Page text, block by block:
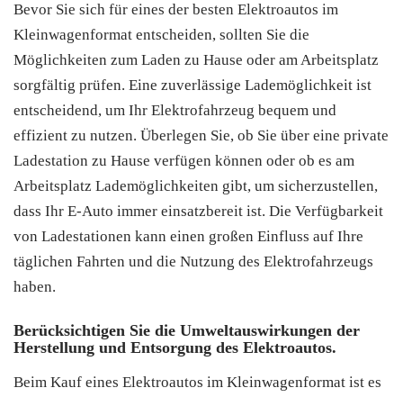
Bevor Sie sich für eines der besten Elektroautos im
Kleinwagenformat entscheiden, sollten Sie die
Möglichkeiten zum Laden zu Hause oder am Arbeitsplatz
sorgfältig prüfen. Eine zuverlässige Lademöglichkeit ist
entscheidend, um Ihr Elektrofahrzeug bequem und
effizient zu nutzen. Überlegen Sie, ob Sie über eine private
Ladestation zu Hause verfügen können oder ob es am
Arbeitsplatz Lademöglichkeiten gibt, um sicherzustellen,
dass Ihr E-Auto immer einsatzbereit ist. Die Verfügbarkeit
von Ladestationen kann einen großen Einfluss auf Ihre
täglichen Fahrten und die Nutzung des Elektrofahrzeugs
haben.
Berücksichtigen Sie die Umweltauswirkungen der
Herstellung und Entsorgung des Elektroautos.
Beim Kauf eines Elektroautos im Kleinwagenformat ist es